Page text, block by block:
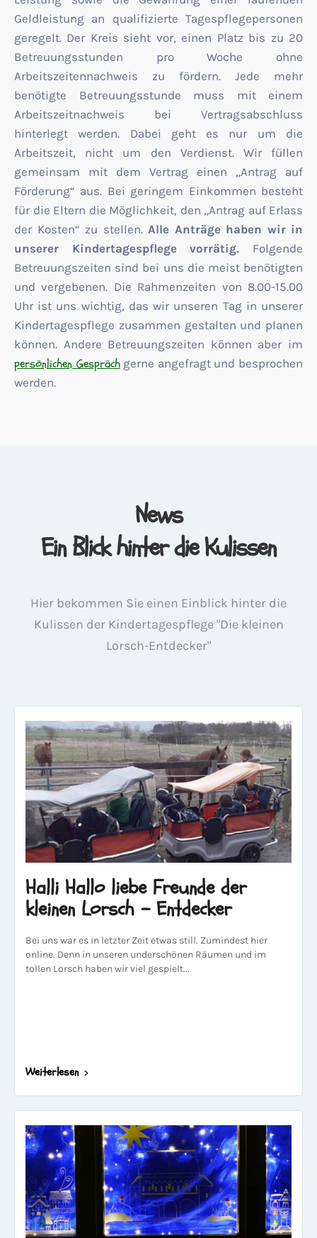
Geldleistung an qualifizierte Tagespflegepersonen
geregelt. Der Kreis sieht vor, einen Platz bis zu 20
Betreuungsstunden pro Woche ohne
Arbeitszeitennachweis zu fördern. Jede mehr
benötigte Betreuungsstunde muss mit einem
Arbeitszeitnachweis bei Vertragsabschluss
hinterlegt werden. Dabei geht es nur um die
Arbeitszeit, nicht um den Verdienst. Wir füllen
gemeinsam mit dem Vertrag einen „Antrag auf
Förderung“ aus. Bei geringem Einkommen besteht
für die Eltern die Möglichkeit, den „Antrag auf Erlass
der Kosten“ zu stellen. Alle Anträge haben wir in
unserer Kindertagespflege vorrätig. Folgende
Betreuungszeiten sind bei uns die meist benötigten
und vergebenen. Die Rahmenzeiten von 8.00-15.00
Uhr ist uns wichtig, das wir unseren Tag in unserer
Kindertagespflege zusammen gestalten und planen
können. Andere Betreuungszeiten können aber im
persönlichen Gesprächgerne angefragt und besprochen
werden.
News
Ein Blick hinter die Kulissen
Hier bekommen Sie einen Einblick hinter die
Kulissen der Kindertagespflege "Die kleinen
Lorsch-Entdecker"
Halli Hallo liebe Freunde der
kleinen Lorsch - Entdecker
Bei uns war es in letzter Zeit etwas still. Zumindest hier
online. Denn in unseren underschönen Räumen und im
tollen Lorsch haben wir viel gespielt...
Weiterlesen